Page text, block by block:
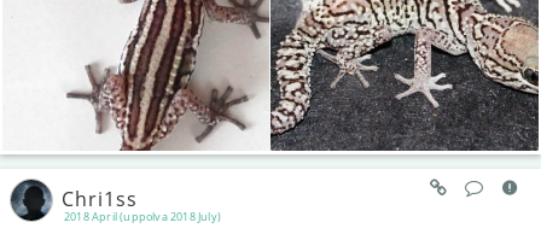
2018 April (uppolva 2018 July)
Chri1ss